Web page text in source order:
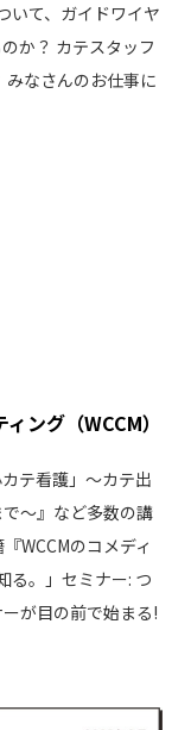
いて、ガイドワイヤ
か？ カテスタッフ
みなさんのお仕事に
ング（WCCM）
テ看護」～カテ出
～』など多数の講
WCCMのコメディ
る。」セミナー: つ
が目の前で始まる!